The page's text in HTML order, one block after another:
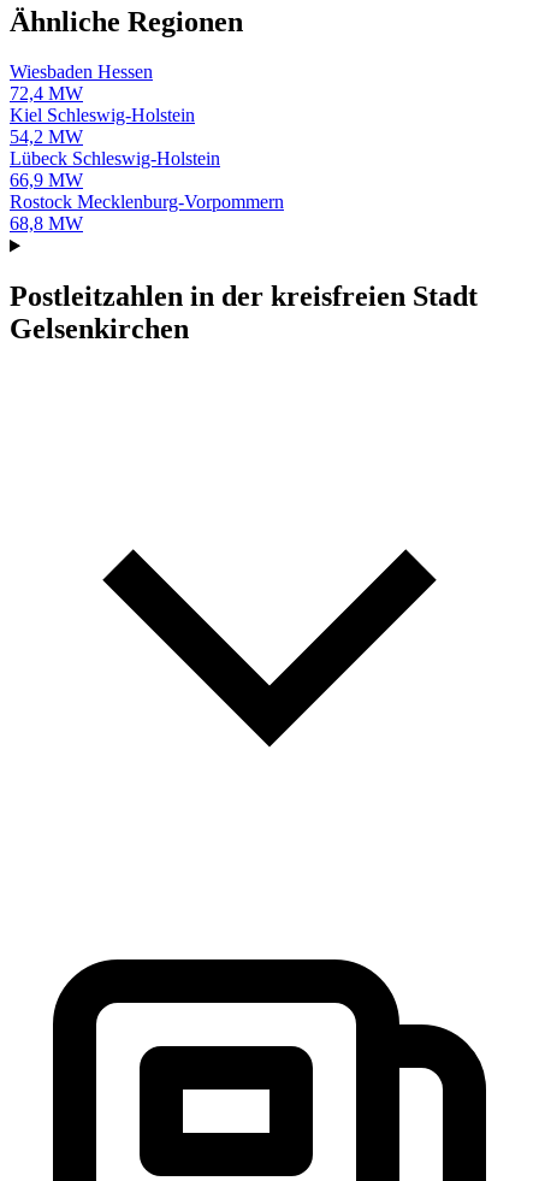
Ähnliche Regionen
Wiesbaden Hessen
72,4 MW
Kiel Schleswig-Holstein
54,2 MW
Lübeck Schleswig-Holstein
66,9 MW
Rostock Mecklenburg-Vorpommern
68,8 MW
Postleitzahlen in der kreisfreien Stadt
Gelsenkirchen